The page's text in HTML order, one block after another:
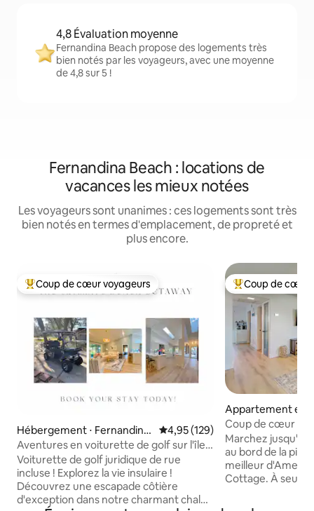
4,8 Évaluation moyenne
Fernandina Beach propose des logements très
bien notés par les voyageurs, avec une moyenne
de 4,8 sur 5 !
Fernandina Beach : locations de
vacances les mieux notées
Les voyageurs sont unanimes : ces logements sont très
bien notés en termes d'emplacement, de propreté et
plus encore.
Coups de cœur voyageurs les plus appréciés
Coup de cœur voyageurs
Hébergement ⋅ Fernandina
Beach
Évaluation moyenne sur la
4,95 (129)
Aventures en voiturette de golf sur l'île
(animaux acceptés)
Voiturette de golf juridique de rue
incluse ! Explorez la vie insulaire !
Découvrez une escapade côtière
d'exception dans notre charmant chalet
Coups de cœur
Coup de cœur
Appartement en
⋅ Fernandina
Coup de cœur
130
Marchez jusqu'à
au bord de la
meilleur d'Amelia
Cottage. À
du centre-ville